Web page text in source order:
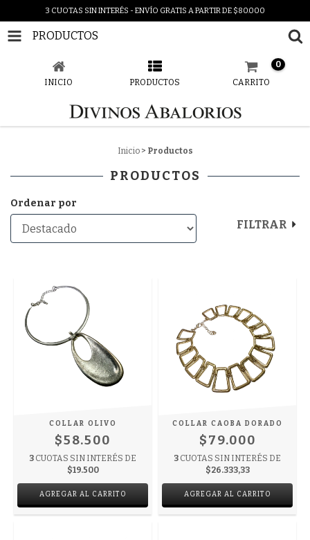
3 CUOTAS SIN INTERÉS - ENVÍO GRATIS A PARTIR DE $80.000
PRODUCTOS
INICIO PRODUCTOS CARRITO
0
Inicio > Productos
PRODUCTOS
Ordenar por
FILTRAR
COLLAR OLIVO
$58.500
3 CUOTAS SIN INTERÉS DE
$19.500
COLLAR CAOBA DORADO
$79.000
3 CUOTAS SIN INTERÉS DE
$26.333,33